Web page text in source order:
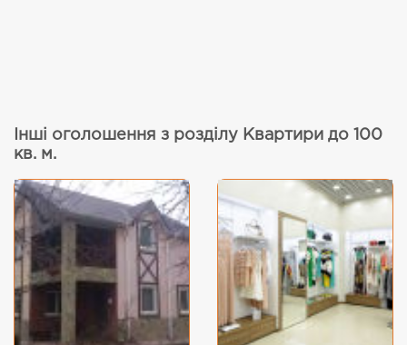
Інші оголошення з розділу Квартири до 100
кв. м.